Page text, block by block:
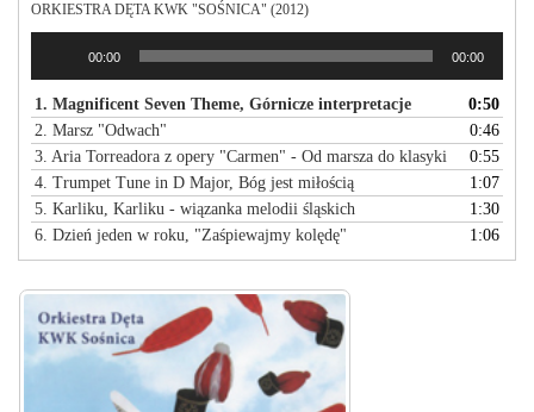
ORKIESTRA DĘTA KWK "SOŚNICA" (2012)
dźwiękowych
00:00 00:00
1. Magnificent Seven Theme, Górnicze interpretacje
0:50
2. Marsz "Odwach"
0:46
3. Aria Torreadora z opery "Carmen" - Od marsza do klasyki
0:55
4. Trumpet Tune in D Major, Bóg jest miłością
1:07
5. Karliku, Karliku - wiązanka melodii śląskich
1:30
6. Dzień jeden w roku, "Zaśpiewajmy kolędę"
1:06